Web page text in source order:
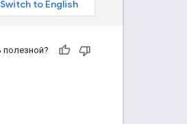
полезной?